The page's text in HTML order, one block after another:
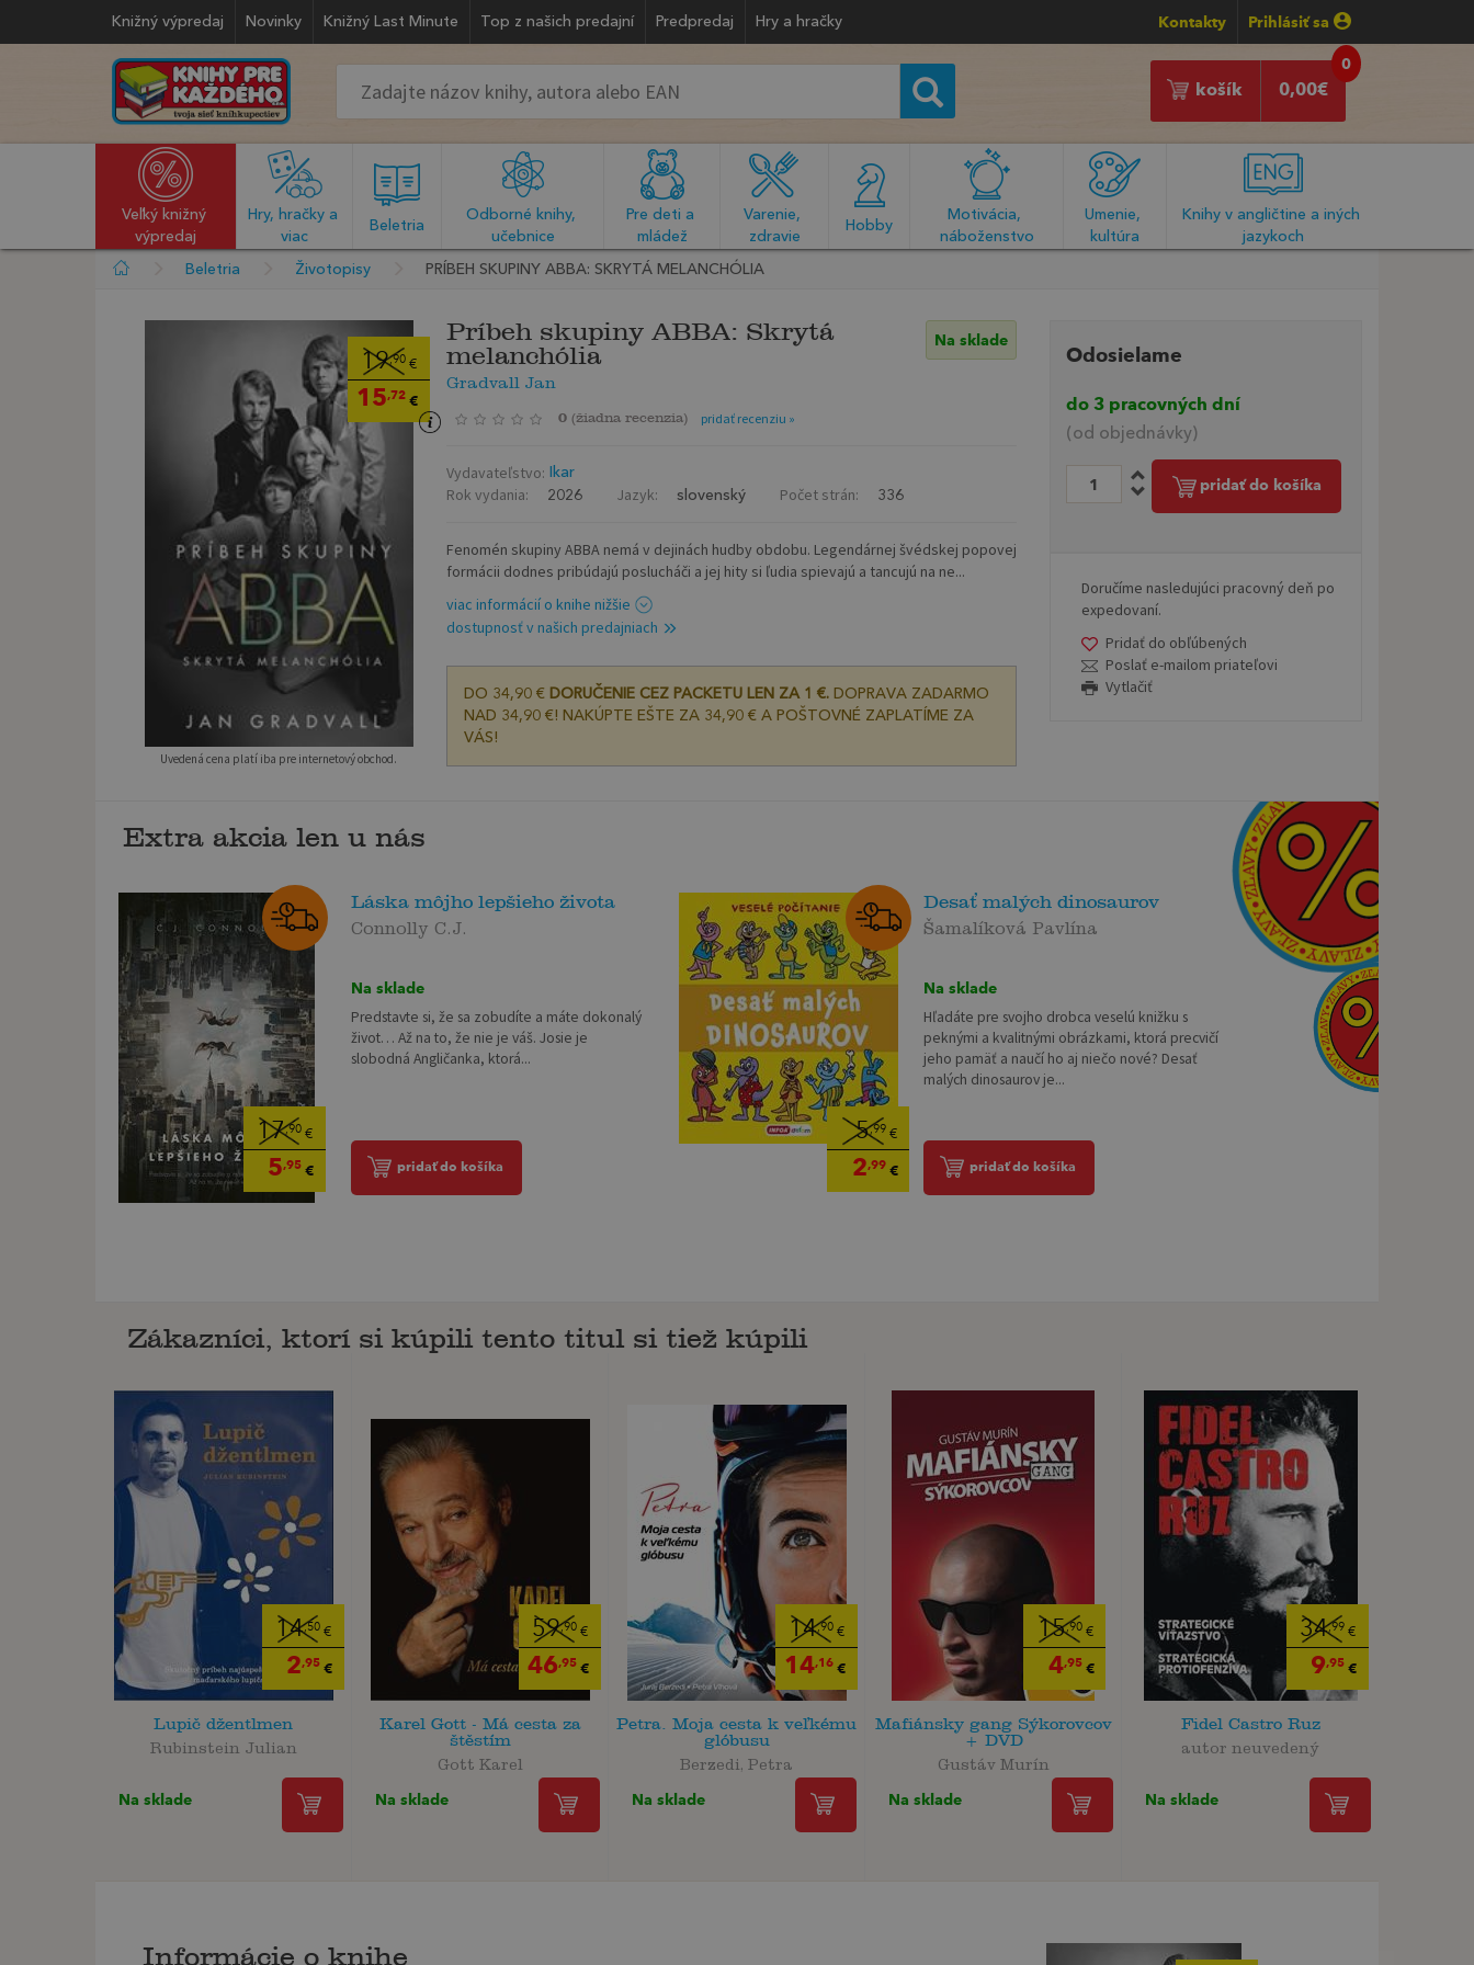
Knižný výpredaj Novinky Knižný Last Minute Top z našich predajní Predpredaj Hry a hračky Kontakty Prihlásiť sa
0
0,00€
košík
Veľký knižný
výpredaj
Hry, hračky a
viac
Beletria
Odborné knihy,
učebnice
Pre deti a
mládež
Varenie,
zdravie
Hobby
Motivácia,
náboženstvo
Umenie,
kultúra
Knihy v angličtine a iných
jazykoch
Beletria Životopisy PRÍBEH SKUPINY ABBA: SKRYTÁ MELANCHÓLIA
19,90 €
15,72 €
Uvedená cena platí iba pre internetový obchod.
Príbeh skupiny ABBA: Skrytá
melanchólia
Gradvall Jan
Na sklade
0 (žiadna recenzia) pridať recenziu »
Vydavateľstvo: Ikar
Rok vydania: 2026 Jazyk: slovenský Počet strán: 336
Fenomén skupiny ABBA nemá v dejinách hudby obdobu. Legendárnej švédskej popovej
formácii dodnes pribúdajú poslucháči a jej hity si ľudia spievajú a tancujú na ne...
viac informácií o knihe nižšie
dostupnosť v našich predajniach
DO 34,90 € DORUČENIE CEZ PACKETU LEN ZA 1 €.DOPRAVA ZADARMO
NAD 34,90 €! NAKÚPTE EŠTE ZA 34,90 € A POŠTOVNÉ ZAPLATÍME ZA
VÁS!
Odosielame
do 3 pracovných dní
(od objednávky)
pridať do košíka
Doručíme nasledujúci pracovný deň po
expedovaní.
Pridať do obľúbených
Poslať e-mailom priateľovi
Vytlačiť
Extra akcia len u nás
17,90 €
5,95 €
Láska môjho lepšieho života
Connolly C.J.
Na sklade
Predstavte si, že sa zobudíte a máte dokonalý
život… Až na to, že nie je váš. Josie je
slobodná Angličanka, ktorá...
pridať do košíka
5,99 €
2,99€
Desať malých dinosaurov
Šamalíková Pavlína
Na sklade
Hľadáte pre svojho drobca veselú knižku s
peknými a kvalitnými obrázkami, ktorá precvičí
jeho pamäť a naučí ho aj niečo nové? Desať
malých dinosaurov je...
pridať do košíka
Zákazníci, ktorí si kúpili tento titul si tiež kúpili
14,50 €
2,95 €
Lupič džentlmen
Rubinstein Julian
Na sklade
59,90 €
46,95 €
Karel Gott - Má cesta za
štěstím
Gott Karel
Na sklade
14,90 €
14,16 €
Petra. Moja cesta k veľkému
glóbusu
Berzedi, Petra
Na sklade
15,90€
4,95€
Mafiánsky gang Sýkorovcov
+ DVD
Gustáv Murín
Na sklade
34,99 €
9,95 €
Fidel Castro Ruz
autor neuvedený
Na sklade
Informácie o knihe